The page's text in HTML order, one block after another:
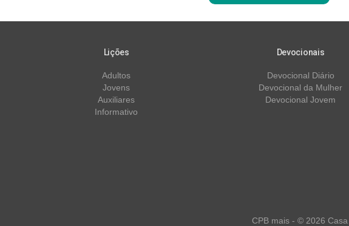
Lições
Adultos
Jovens
Auxiliares
Informativo
Devocionais
Devocional Diário
Devocional da Mulher
Devocional Jovem
CPB mais - © 2026